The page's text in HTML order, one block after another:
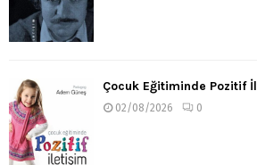
Çocuk Eğitiminde Pozitif
02/08/2026 0